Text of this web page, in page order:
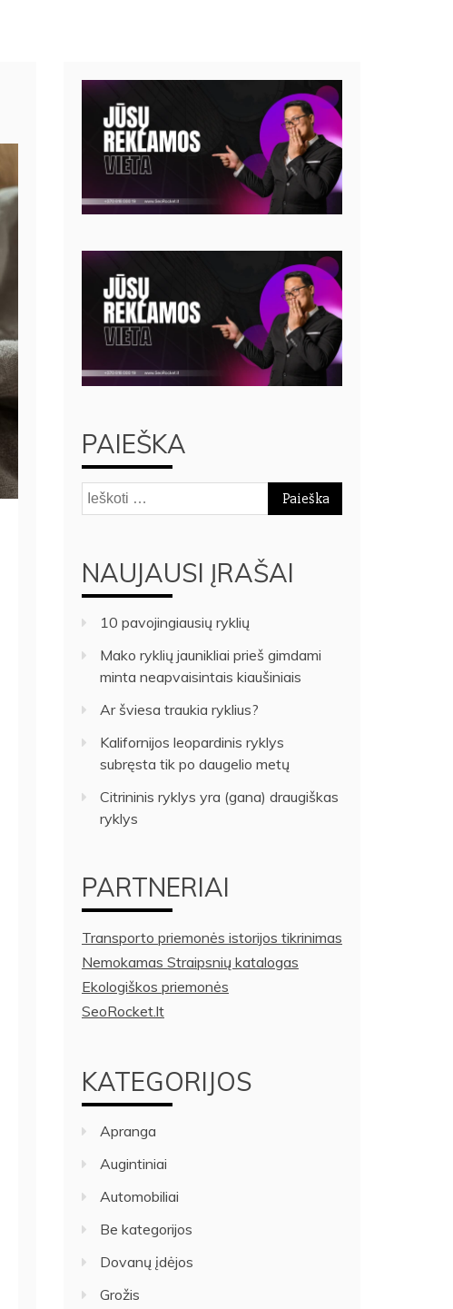
PAIEŠKA
Ieškoti:
NAUJAUSI ĮRAŠAI
10 pavojingiausių ryklių
Mako ryklių jaunikliai prieš gimdami
minta neapvaisintais kiaušiniais
Ar šviesa traukia ryklius?
Kalifornijos leopardinis ryklys
subręsta tik po daugelio metų
Citrininis ryklys yra (gana) draugiškas
ryklys
PARTNERIAI
Transporto priemonės istorijos tikrinimas
Nemokamas Straipsnių katalogas
Ekologiškos priemonės
SeoRocket.lt
KATEGORIJOS
Apranga
Augintiniai
Automobiliai
Be kategorijos
Dovanų įdėjos
Grožis